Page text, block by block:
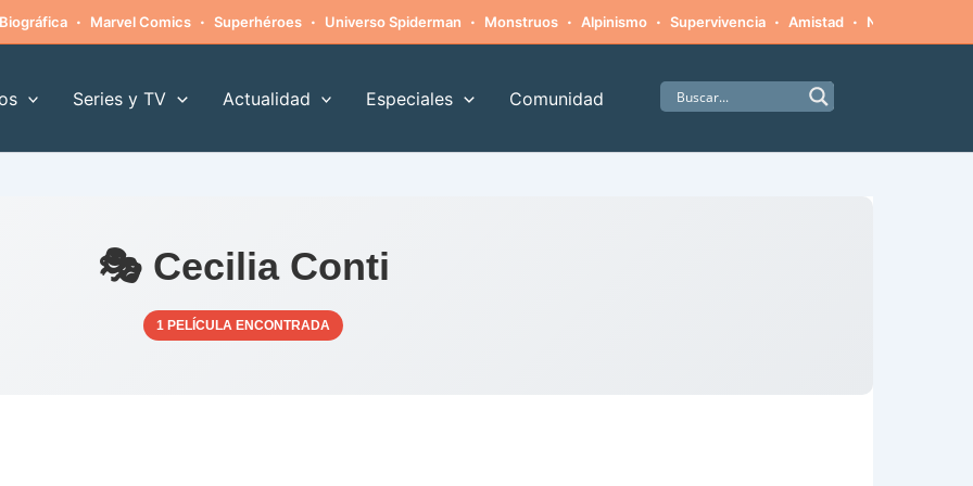
Biográfica · Marvel Comics · Superhéroes · Universo Spiderman · Monstruos · Alpinismo · Supervivencia · Amistad · Naturaleza
Series y TV Actualidad Especiales Comunidad
🎭 Cecilia Conti
1 PELÍCULA ENCONTRADA